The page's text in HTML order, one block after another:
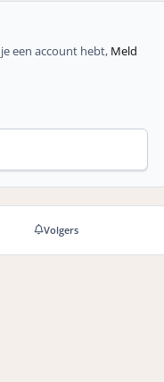
een account hebt, Meld
Volgers